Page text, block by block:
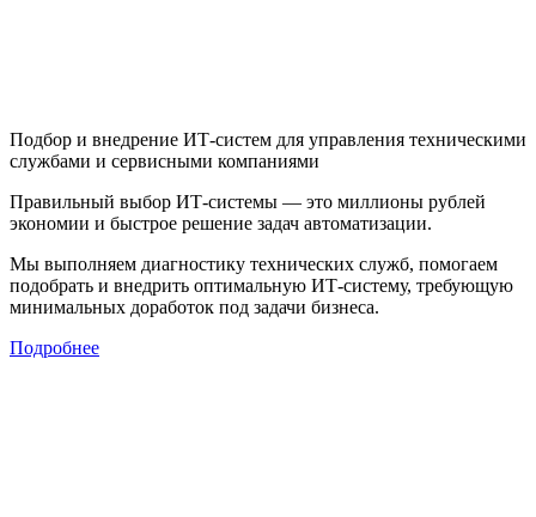
Подбор и внедрение ИТ-систем для управления техническими
службами и сервисными компаниями
Правильный выбор ИТ-системы — это миллионы рублей
экономии и быстрое решение задач автоматизации.
Мы выполняем диагностику технических служб, помогаем
подобрать и внедрить оптимальную ИТ-систему, требующую
минимальных доработок под задачи бизнеса.
Подробнее